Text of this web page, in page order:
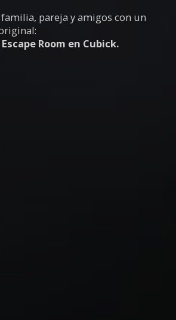
pareja y amigos con un
Room en Cubick.